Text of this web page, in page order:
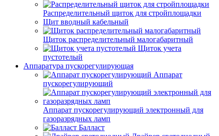
Распределительный щиток для стройплощадки
Щит вводный кабельный
Щиток распределительный малогабаритный
Щиток учета
пустотелый
Аппаратура пускорегулирующая
Аппарат
пускорегулирующий
Аппарат пускорегулирующий электронный для
газоразрядных ламп
Балласт